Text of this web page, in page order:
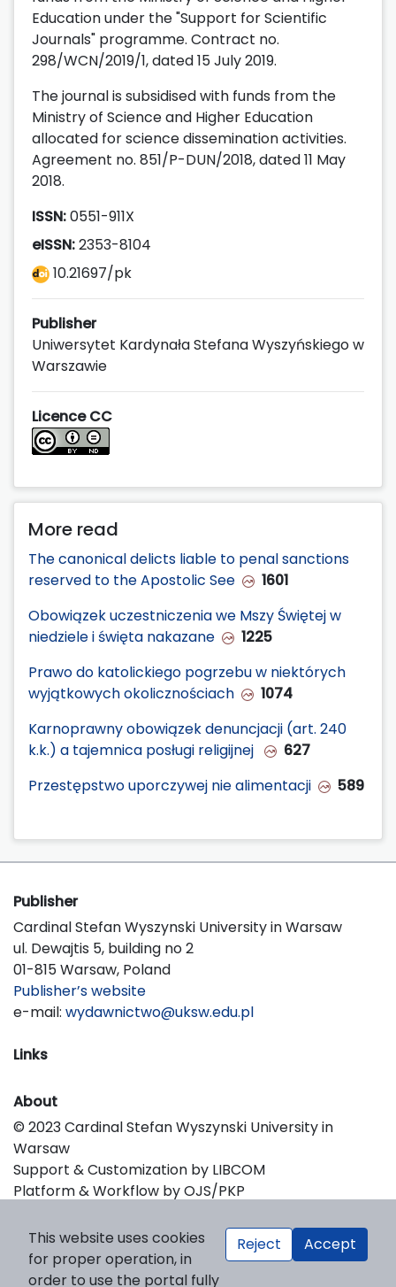
Education under the "Support for Scientific
Journals" programme. Contract no.
298/WCN/2019/1, dated 15 July 2019.
The journal is subsidised with funds from the
Ministry of Science and Higher Education
allocated for science dissemination activities.
Agreement no. 851/P-DUN/2018, dated 11 May
2018.
ISSN:0551-911X
eISSN:2353-8104
10.21697/pk
Publisher
Uniwersytet Kardynała Stefana Wyszyńskiego w
Warszawie
Licence CC
More read
The canonical delicts liable to penal sanctions
reserved to the Apostolic See
1601
Obowiązek uczestniczenia we Mszy Świętej w
niedziele i święta nakazane
1225
Prawo do katolickiego pogrzebu w niektórych
wyjątkowych okolicznościach
1074
Karnoprawny obowiązek denuncjacji (art. 240
k.k.) a tajemnica posługi religijnej
627
Przestępstwo uporczywej nie alimentacji
589
Publisher
Cardinal Stefan Wyszynski University in Warsaw
ul. Dewajtis 5, building no 2
01-815 Warsaw, Poland
Publisher’s website
e-mail: wydawnictwo@uksw.edu.pl
Links
About
© 2023 Cardinal Stefan Wyszynski University in
Warsaw
Support & Customization by LIBCOM
Platform & Workflow by OJS/PKP
This website uses cookies
for proper operation, in
order to use the portal fully
Reject Accept